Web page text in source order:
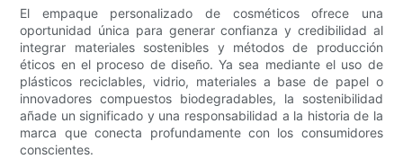
El empaque personalizado de cosméticos ofrece una
oportunidad única para generar confianza y credibilidad al
integrar materiales sostenibles y métodos de producción
éticos en el proceso de diseño. Ya sea mediante el uso de
plásticos reciclables, vidrio, materiales a base de papel o
innovadores compuestos biodegradables, la sostenibilidad
añade un significado y una responsabilidad a la historia de la
marca que conecta profundamente con los consumidores
conscientes.